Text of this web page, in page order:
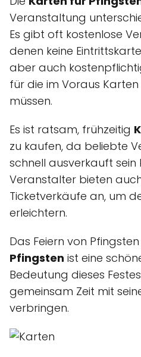
Veranstaltung
Es gibt oft kostenlose
denen keine
aber auch
für die im Voraus
müssen.
Es ist ratsam, frühzeitig
zu kaufen, da beliebte
schnell ausverkauft sein
Veranstalter bieten
Ticketverkäufe an, um
erleichtern.
Das Feiern von
Pfingsten ist eine
Bedeutung dieses
gemeinsam Zeit mit
verbringen.